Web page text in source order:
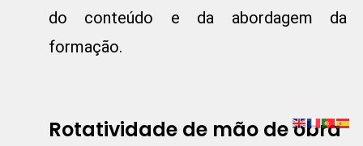
do conteúdo e da abordagem da
formação.
Rotatividade de mão de obra